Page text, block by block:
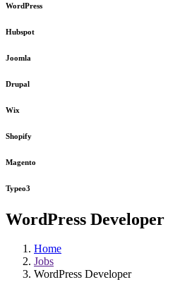
WordPress
Hubspot
Joomla
Drupal
Wix
Shopify
Magento
Typeo3
WordPress Developer
Home
Jobs
WordPress Developer